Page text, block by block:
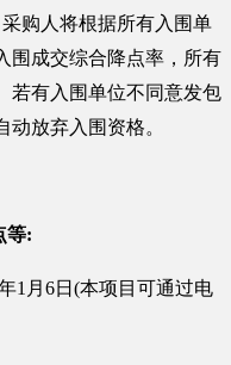
购人将根据所有入围单
围成交综合降点率，所有
若有入围单位不同意发包
放弃入围资格。
等:
1 月 6日 (本项目可通过电